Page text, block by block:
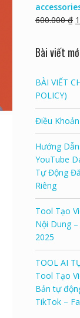
600.000₫
Bài viết
BÀI VIẾT
POLICY)
Điều
Hướng
YouTube
Tự Động
Riêng
Tool Tạo
Nội Dung
2025
TOOL AI
Tool Tạo
Bản tự
TikTok –